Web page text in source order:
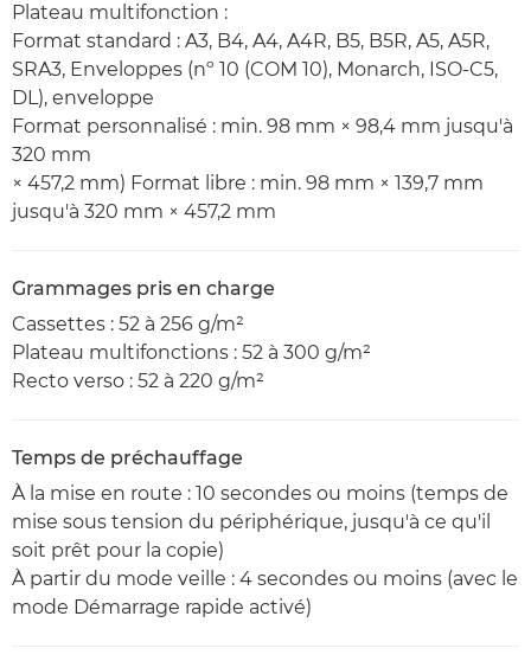
Plateau multifonction :
Format standard : A3, B4, A4, A4R, B5, B5R, A5, A5R,
SRA3, Enveloppes (nº 10 (COM 10), Monarch, ISO-C5,
DL), enveloppe
Format personnalisé : min. 98 mm × 98,4 mm jusqu'à
320 mm
× 457,2 mm) Format libre : min. 98 mm × 139,7 mm
jusqu'à 320 mm × 457,2 mm
Grammages pris en charge
Cassettes : 52 à 256 g/m²
Plateau multifonctions : 52 à 300 g/m²
Recto verso : 52 à 220 g/m²
Temps de préchauffage
À la mise en route : 10 secondes ou moins (temps de
mise sous tension du périphérique, jusqu'à ce qu'il
soit prêt pour la copie)
À partir du mode veille : 4 secondes ou moins (avec le
mode Démarrage rapide activé)